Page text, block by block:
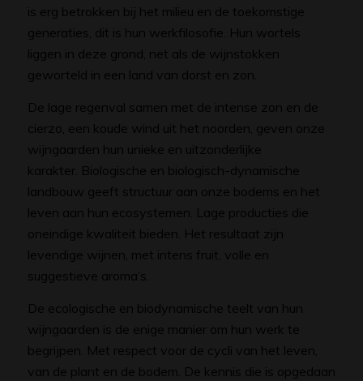
is erg betrokken bij het milieu en de toekomstige
generaties, dit is hun werkfilosofie. Hun wortels
liggen in deze grond, net als de wijnstokken
geworteld in een land van dorst en zon.
De lage regenval samen met de intense zon en de
cierzo, een koude wind uit het noorden, geven onze
wijngaarden hun unieke en uitzonderlijke
karakter. Biologische en biologisch-dynamische
landbouw geeft structuur aan onze bodems en het
leven aan hun ecosystemen. Lage producties die
oneindige kwaliteit bieden. Het resultaat zijn
levendige wijnen, met intens fruit, volle en
suggestieve aroma’s.
De ecologische en biodynamische teelt van hun
wijngaarden is de enige manier om hun werk te
begrijpen. Met respect voor de cycli van het leven,
van de plant en de bodem. De kennis die is opgedaan